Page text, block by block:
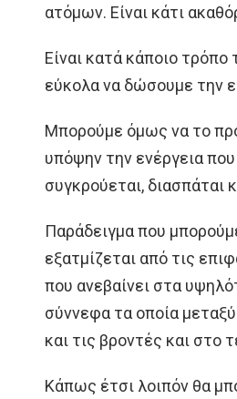
ατόμων. Είναι κάτι
Είναι κατά κάποιο
εύκολα να δώσουμε την
Μπορούμε όμως να το
υπόψην την ενέργεια
συγκρούεται, διασπάται
Παράδειγμα που
εξατμίζεται από τις
που ανεβαίνει στα
σύννεφα τα οποία
και τις βροντές και στο
Κάπως έτσι λοιπόν θα